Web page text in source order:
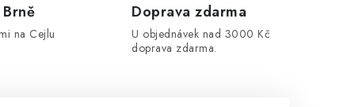
na Cejlu
Doprava zdarma
U objednávek nad 3000 Kč
doprava zdarma.